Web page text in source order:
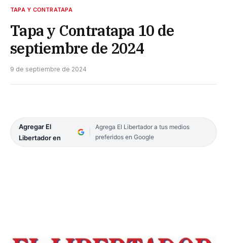
TAPA Y CONTRATAPA
Tapa y Contratapa 10 de
septiembre de 2024
9 de septiembre de 2024
Agregar El
Libertador en
Agrega El Libertador a tus medios
preferidos en Google